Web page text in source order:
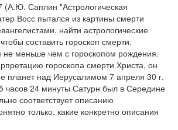
(А.Ю. Саплин "Астрологическая
Восс пытался из картины смерти
найти астрологические
составить гороскоп смерти.
не меньше чем с гороскопом рождения.
гороскопа смерти Христа, он
планет над Иерусалимом 7 апреля 30 г.
часов 24 минуты Сатурн был в Середине
соответствует описанию
только, какие конкретно описания